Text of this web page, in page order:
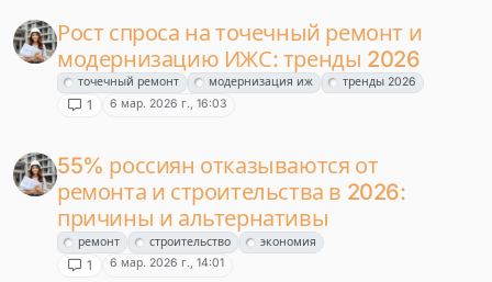
Рост спроса на точечный ремонт и
модернизацию ИЖС: тренды 2026
точечный ремонт модернизация иж тренды 2026
1 6 мар. 2026 г., 16:03
55% россиян отказываются от
ремонта и строительства в 2026:
причины и альтернативы
ремонт строительство экономия
1 6 мар. 2026 г., 14:01